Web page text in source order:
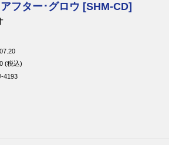
フター･グロウ [SHM-CD]
(税込)
4193